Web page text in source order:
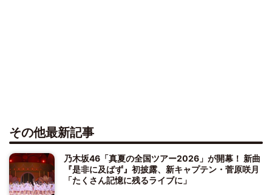
その他最新記事
乃木坂46「真夏の全国ツアー2026」が開幕！ 新曲
『是非に及ばず』初披露、新キャプテン・菅原咲月
「たくさん記憶に残るライブに」